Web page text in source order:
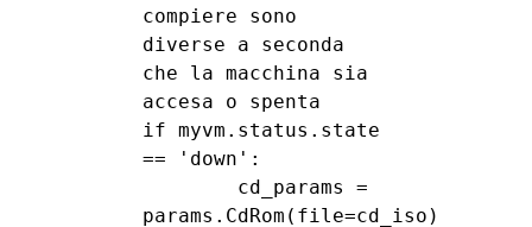
compiere sono
diverse a seconda
che la macchina sia
accesa o spenta
if myvm.status.state
== 'down':
params.CdRom(file=cd_iso)